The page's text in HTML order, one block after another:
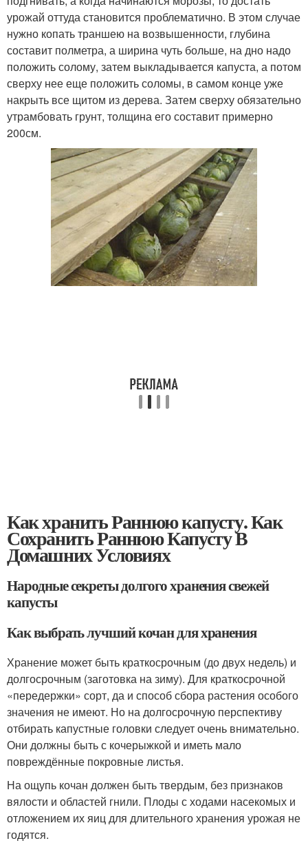
урожай оттуда становится проблематично. В этом случае
нужно копать траншею на возвышенности, глубина
составит полметра, а ширина чуть больше, на дно надо
положить солому, затем выкладывается капуста, а потом
сверху нее еще положить соломы, в самом конце уже
накрыть все щитом из дерева. Затем сверху обязательно
утрамбовать грунт, толщина его составит примерно
200см.
Как хранить Раннюю капусту. Как
Сохранить Раннюю Капусту В
Домашних Условиях
Народные секреты долгого хранения свежей
капусты
Как выбрать лучший кочан для хранения
Хранение может быть краткосрочным (до двух недель) и
долгосрочным (заготовка на зиму). Для краткосрочной
«передержки» сорт, да и способ сбора растения особого
значения не имеют. Но на долгосрочную перспективу
отбирать капустные головки следует очень внимательно.
Они должны быть с кочерыжкой и иметь мало
повреждённые покровные листья.
На ощупь кочан должен быть твердым, без признаков
вялости и областей гнили. Плоды с ходами насекомых и
отложением их яиц для длительного хранения урожая не
годятся.